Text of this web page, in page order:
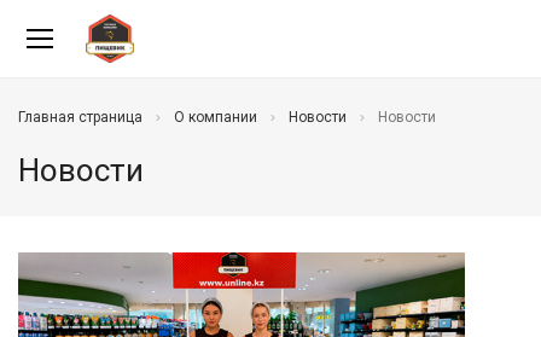
Главная страница О компании Новости Новости
Новости